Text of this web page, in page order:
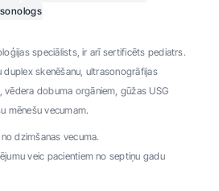
speciālists, ir arī sertificēts pediatrs.
duplex skenēšanu, ultrasonogrāfijas
dobuma orgāniem, gūžas USG
mēnešu vecumam.
dzimšanas vecuma.
veic pacientiem no septiņu gadu